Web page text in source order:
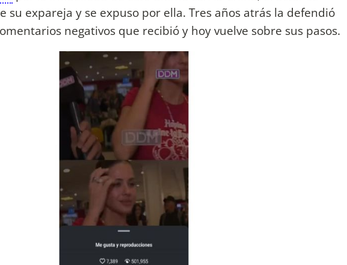
su expareja y se expuso por ella. Tres años atrás la defendió
negativos que recibió y hoy vuelve sobre sus pasos.